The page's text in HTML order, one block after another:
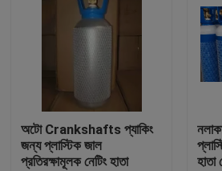
উদ্ধৃতির জন্য আবেদন
তাপ সঙ্কুচিত নল
ঢেউখেলান নমনীয় টিউবিং
অটো Crankshafts প্যাকিং
জন্য প্লাস্টিক জাল
প্রতিরক্ষামূলক নেটিং হাতা
হাতা